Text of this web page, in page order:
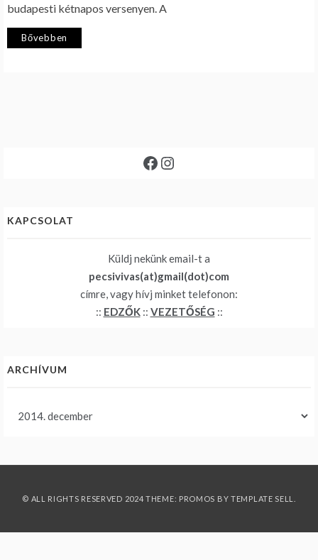
budapesti kétnapos versenyen. A
Bővebben
Facebook
Instagram
KAPCSOLAT
Küldj nekünk email-t a
pecsivivas(at)gmail(dot)com
címre, vagy hívj minket telefonon:
:: EDZŐK:: VEZETŐSÉG ::
ARCHÍVUM
© ALL RIGHTS RESERVED 2024 THEME: PROMOS BY TEMPLATE SELL